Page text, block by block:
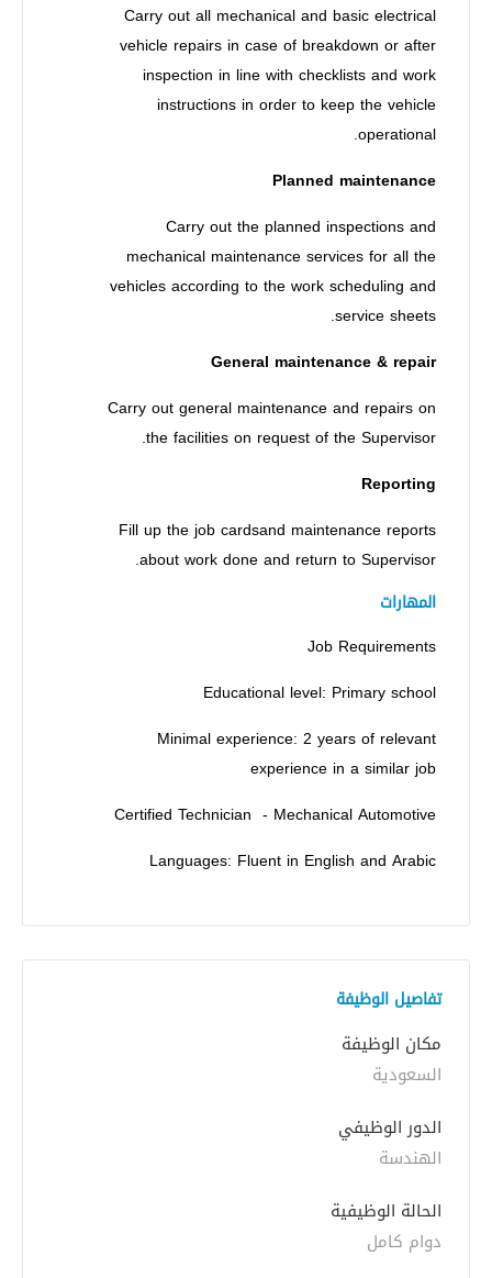
Carry out all mechanical and basic electrical
vehicle repairs in case of breakdown or after
inspection in line with checklists and work
instructions in order to keep the vehicle
operational.
Planned maintenance
Carry out the planned inspections and
mechanical maintenance services for all the
vehicles according to the work scheduling and
service sheets.
General maintenance & repair
Carry out general maintenance and repairs on
the facilities on request of the Supervisor.
Reporting
Fill up the job cardsand maintenance reports
about work done and return to Supervisor.
المهارات
Job Requirements
Educational level: Primary school
Minimal experience: 2 years of relevant
experience in a similar job
Certified Technician - Mechanical Automotive
Languages: Fluent in English and Arabic
تفاصيل الوظيفة
مكان الوظيفة
السعودية
الدور الوظيفي
الهندسة
الحالة الوظيفية
دوام كامل